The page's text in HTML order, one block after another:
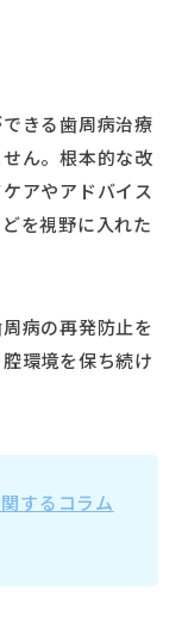
きる歯周病治療
ん。根本的な改
アやアドバイス
を視野に入れた
病の再発防止を
環境を保ち続け
するコラム